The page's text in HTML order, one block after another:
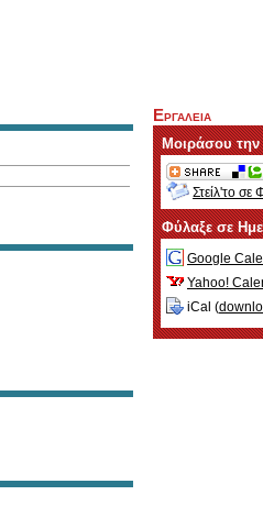
Εργαλεια
Μοιράσου
Στείλ'το σε
Φύλαξε σε
Google
Yahoo!
iCal (